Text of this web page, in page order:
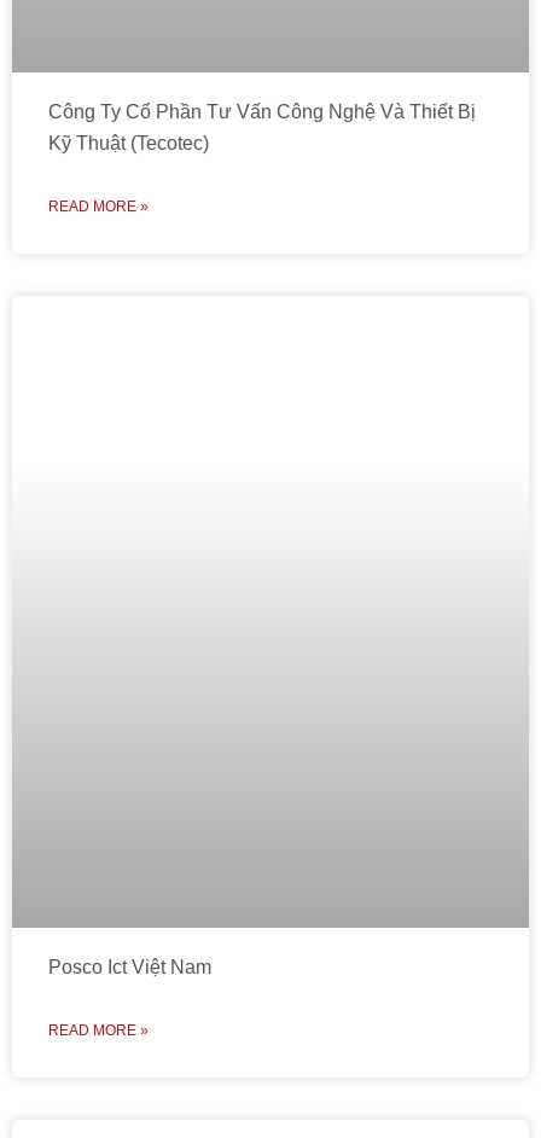
Công Ty Cổ Phần Tư Vấn Công Nghệ Và Thiết Bị
Kỹ Thuật (Tecotec)
READ MORE »
Posco Ict Việt Nam
READ MORE »